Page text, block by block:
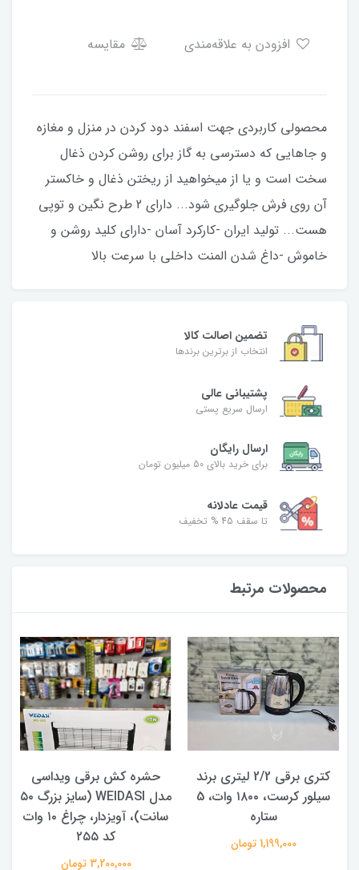
مقایسه
محصولی کاربردی جهت اسفند دود کردن در منزل و مغازه
و جاهایی که دسترسی به گاز برای روشن کردن ذغال
سخت است و یا از میخواهید از ریختن ذغال و خاکستر
آن روی فرش جلوگیری شود... دارای 2 طرح نگین و توپی
هست... تولید ایران -کارکرد آسان -دارای کلید روشن و
خاموش -داغ شدن المنت داخلی با سرعت بالا
تضمین اصالت کالا
انتخاب از برترین برندها
پشتیبانی عالی
ارسال سریع پستی
ارسال رایگان
برای خرید بالای 50 میلیون تومان
قیمت عادلانه
تا سقف 45 % تخفیف
محصولات مرتبط
کتری برقی 2/2 لیتری برند
سیلور کرست، ۱۸۰۰ وات، 5
ستاره
1,199,000 تومان
حشره کش برقی ویداسی
مدل WEIDASI (سایز بزرگ ۵۰
سانت)، آویزدار، چراغ ۱۰ وات
کد ۲۵۵
3,200,000 تومان